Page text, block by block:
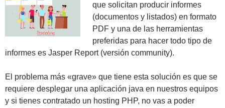
que solicitan producir informes
(documentos y listados) en formato
PDF y una de las herramientas
preferidas para hacer todo tipo de
informes es Jasper Report (versión community).
El problema más «grave» que tiene esta solución es que se
requiere desplegar una aplicación java en nuestros equipos
y si tienes contratado un hosting PHP, no vas a poder